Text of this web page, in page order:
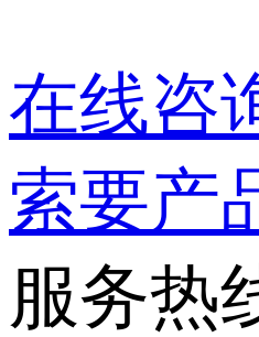
在线咨
索要产
服务热